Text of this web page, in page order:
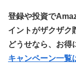
登録や投資で
イントがザクザク
どうせなら、お得
キャンペーン一覧